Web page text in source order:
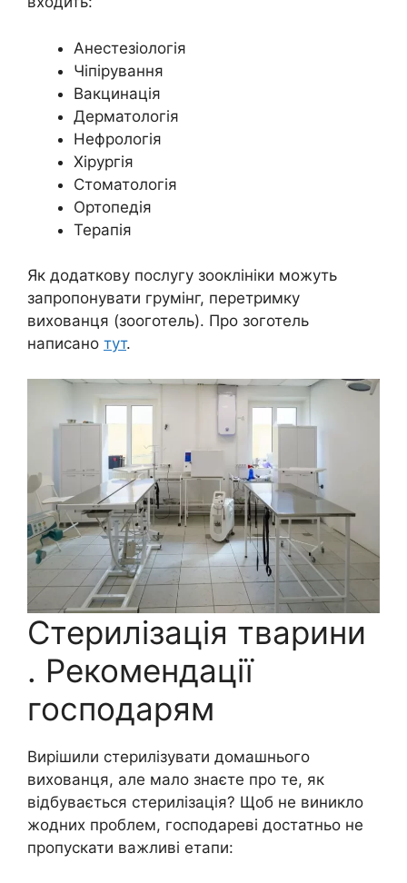
Анестезіологія
Чіпірування
Вакцинація
Дерматологія
Нефрологія
Хірургія
Стоматологія
Ортопедія
Терапія
Як додаткову послугу зооклініки можуть
запропонувати грумінг, перетримку
вихованця (зооготель). Про зоготель
написано тут.
Стерилізація тварини
. Рекомендації
господарям
Вирішили стерилізувати домашнього
вихованця, але мало знаєте про те, як
відбувається стерилізація? Щоб не виникло
жодних проблем, господареві достатньо не
пропускати важливі етапи: